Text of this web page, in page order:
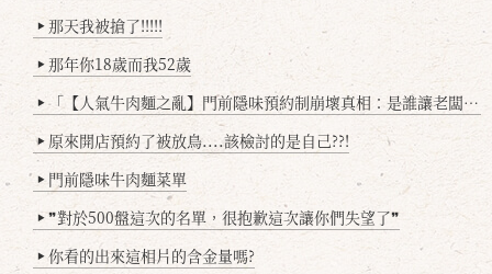
▶ 那天我被搶了!!!!!
▶ 那年你18歲而我52歲
▶ 「【人氣牛肉麵之亂】門前隱味預約制崩壞真相：是誰讓老闆心灰意冷？」
▶ 原來開店預約了被放鳥....該檢討的是自己??!
▶ 門前隱味牛肉麵菜單
▶ ❞對於500盤這次的名單，很抱歉這次讓你們失望了❞
▶ 你看的出來這相片的含金量嗎?